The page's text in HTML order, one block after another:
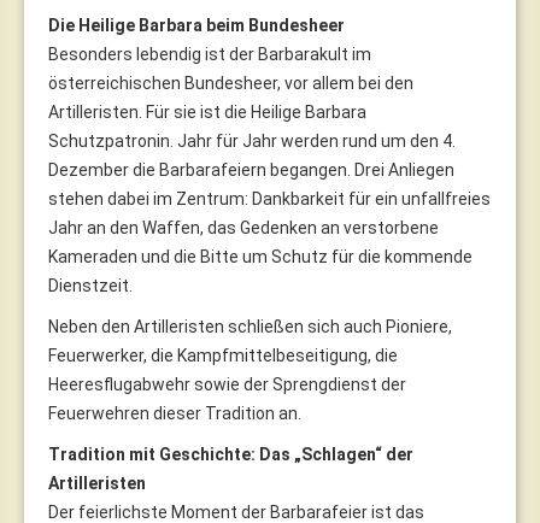
Die Heilige Barbara beim Bundesheer
Besonders lebendig ist der Barbarakult im
österreichischen Bundesheer, vor allem bei den
Artilleristen. Für sie ist die Heilige Barbara
Schutzpatronin. Jahr für Jahr werden rund um den 4.
Dezember die Barbarafeiern begangen. Drei Anliegen
stehen dabei im Zentrum: Dankbarkeit für ein unfallfreies
Jahr an den Waffen, das Gedenken an verstorbene
Kameraden und die Bitte um Schutz für die kommende
Dienstzeit.
Neben den Artilleristen schließen sich auch Pioniere,
Feuerwerker, die Kampfmittelbeseitigung, die
Heeresflugabwehr sowie der Sprengdienst der
Feuerwehren dieser Tradition an.
Tradition mit Geschichte: Das „Schlagen“ der
Artilleristen
Der feierlichste Moment der Barbarafeier ist das